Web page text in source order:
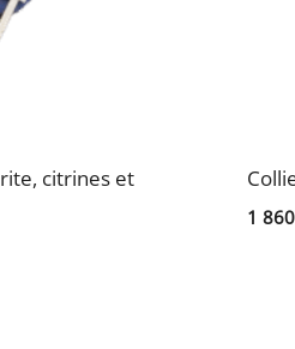
citrines et
1 860